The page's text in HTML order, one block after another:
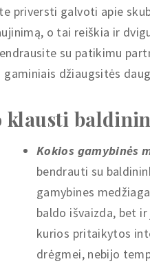
priversti galvoti apie
o tai reiškia ir
su patikimu
gaminiais džiaugsitės
klausti
Kokios gamybinės
bendrauti su
gamybines
baldo išvaizda, bet
kurios pritaikytos
drėgmei, nebijo